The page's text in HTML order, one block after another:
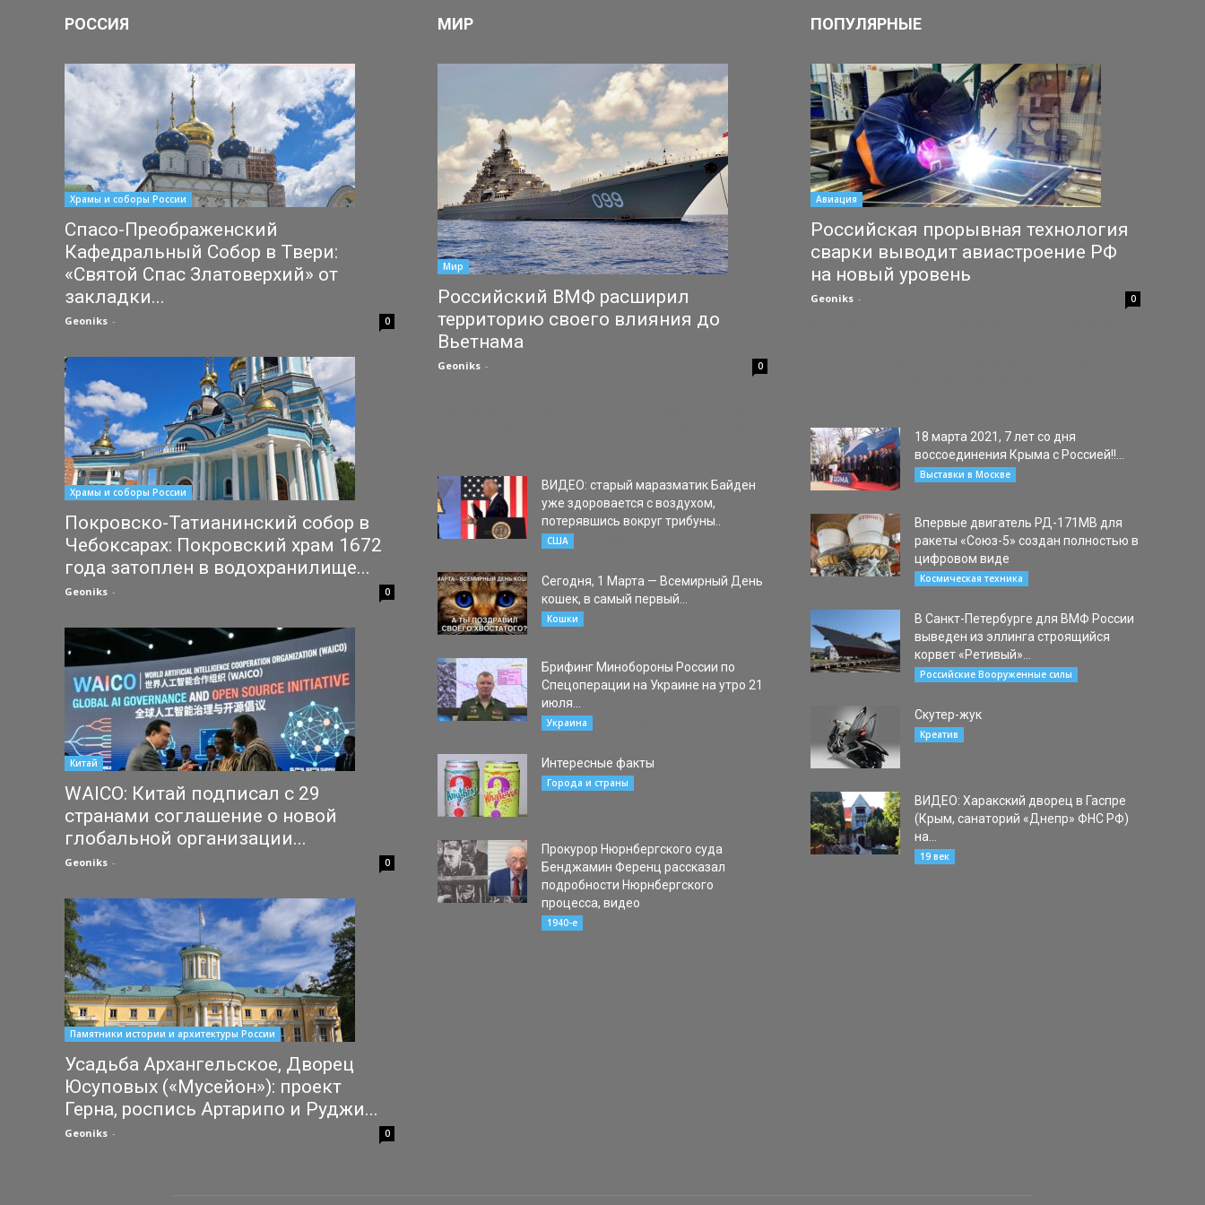
РОССИЯ
Храмы и соборы России
Спасо-Преображенский
Кафедральный Собор в Твери:
«Святой Спас Златоверхий» от
закладки...
Geoniks - 0
Храмы и соборы России
Покровско-Татианинский собор в
Чебоксарах: Покровский храм 1672
года затоплен в водохранилище...
Geoniks - 0
Китай
WAICO: Китай подписал с 29
странами соглашение о новой
глобальной организации...
Geoniks - 0
Памятники истории и архитектуры России
Усадьба Архангельское, Дворец
Юсуповых («Мусейон»): проект
Герна, роспись Артарипо и Руджи...
Geoniks - 0
МИР
Мир
Российский ВМФ расширил
территорию своего влияния до
Вьетнама
Geoniks - 0
ВИДЕО: старый маразматик Байден
уже здоровается с воздухом,
потерявшись вокруг трибуны..
США
Сегодня, 1 Марта — Всемирный День
кошек, в самый первый...
Кошки
Брифинг Минобороны России по
Спецоперации на Украине на утро 21
июля...
Украина
Интересные факты
Города и страны
Прокурор Нюрнбергского суда
Бенджамин Ференц рассказал
подробности Нюрнбергского
процесса, видео
1940-е
ПОПУЛЯРНЫЕ
Авиация
Российская прорывная технология
сварки выводит авиастроение РФ
на новый уровень
Geoniks - 0
18 марта 2021, 7 лет со дня
воссоединения Крыма с Россией!!...
Выставки в Москве
Впервые двигатель РД-171МВ для
ракеты «Союз-5» создан полностью в
цифровом виде
Космическая техника
В Санкт-Петербурге для ВМФ России
выведен из эллинга строящийся
корвет «Ретивый»...
Российские Вооруженные силы
Скутер-жук
Креатив
ВИДЕО: Харакский дворец в Гаспре
(Крым, санаторий «Днепр» ФНС РФ)
на...
19 век